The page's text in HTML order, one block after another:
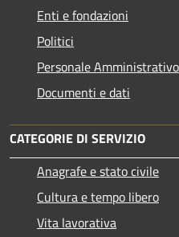
Enti e fondazioni
Politici
Personale Amministrativo
Documenti e dati
CATEGORIE DI SERVIZIO
Anagrafe e stato civile
Cultura e tempo libero
Vita lavorativa